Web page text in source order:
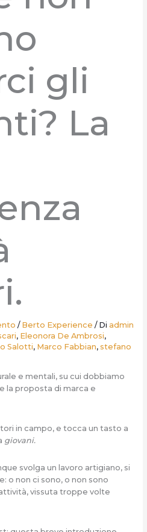
gli
La
/ Berto Experience / Di admin
, Eleonora De Ambrosi,
Salotti, Marco Fabbian, stefano
e mentali, su cui dobbiamo
la proposta di marca e
in campo, e tocca un tasto a
giovani.
svolga un lavoro artigiano, si
o non ci sono, o non sono
vissuta troppe volte